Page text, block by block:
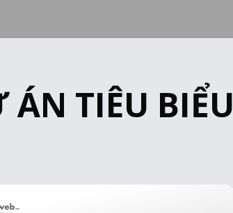
ÁN TIÊU BIỂU